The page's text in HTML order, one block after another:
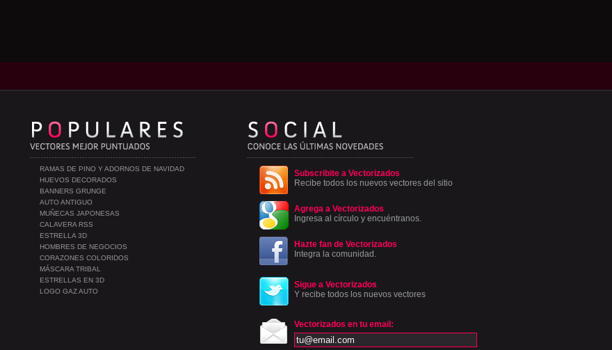
Subscribite a Vectorizados
Recibe todos los nuevos vectores del sitio
Agrega a Vectorizados
Ingresa al círculo y encuéntranos.
Hazte fan de Vectorizados
Integra la comunidad.
Sigue a Vectorizados
Y recibe todos los nuevos vectores
Vectorizados en tu email:
RAMAS DE PINO Y ADORNOS DE NAVIDAD
HUEVOS DECORADOS
BANNERS GRUNGE
AUTO ANTIGUO
MUÑECAS JAPONESAS
CALAVERA RSS
ESTRELLA 3D
HOMBRES DE NEGOCIOS
CORAZONES COLORIDOS
MÁSCARA TRIBAL
ESTRELLAS EN 3D
LOGO GAZ AUTO